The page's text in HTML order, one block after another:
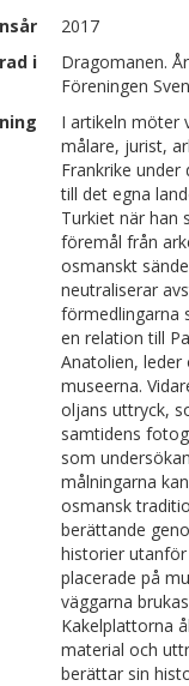
2017
i
Dragomanen.
Föreningen
I artikeln möter
målare, jurist,
Frankrike
till det egna
Turkiet när han
föremål från
osmanskt
neutraliserar
förmedlingarna
en relation till
Anatolien,
museerna.
oljans uttryck,
samtidens
som
målningarna
osmansk
berättande
historier
placerade på
väggarna
Kakelplattorna
material och
berättar sin